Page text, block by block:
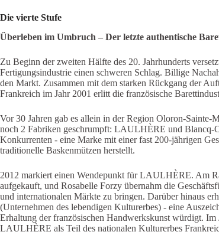
Die vierte Stufe
Überleben im Umbruch – Der letzte authentische
Zu Beginn der zweiten Hälfte des 20. Jahrhunderts
Fertigungsindustrie einen schweren Schlag. Billige
den Markt. Zusammen mit dem starken Rückgang der
Frankreich im Jahr 2001 erlitt die französische
Vor 30 Jahren gab es allein in der Region Oloron-
noch 2 Fabriken geschrumpft: LAULHÈRE und
Konkurrenten - eine Marke mit einer fast 200-jährigen
traditionelle Baskenmützen herstellt.
2012 markiert einen Wendepunkt für LAULHÈRE. Am
aufgekauft, und Rosabelle Forzy übernahm die
und internationalen Märkte zu bringen. Darüber hinaus
(Unternehmen des lebendigen Kulturerbes) - eine
Erhaltung der französischen Handwerkskunst würdigt.
LAULHÈRE als Teil des nationalen Kulturerbes